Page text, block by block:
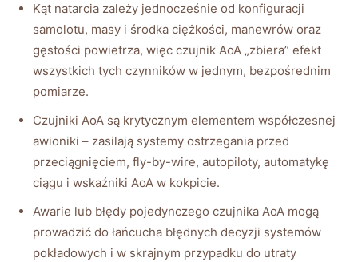
Kąt natarcia zależy jednocześnie od konfiguracji
samolotu, masy i środka ciężkości, manewrów oraz
gęstości powietrza, więc czujnik AoA „zbiera” efekt
wszystkich tych czynników w jednym, bezpośrednim
pomiarze.
Czujniki AoA są krytycznym elementem współczesnej
awioniki – zasilają systemy ostrzegania przed
przeciągnięciem, fly-by-wire, autopiloty, automatykę
ciągu i wskaźniki AoA w kokpicie.
Awarie lub błędy pojedynczego czujnika AoA mogą
prowadzić do łańcucha błędnych decyzji systemów
pokładowych i w skrajnym przypadku do utraty